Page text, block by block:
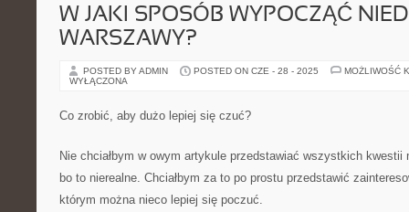
W JAKI SPOSÓB WYPOCZĄĆ
WARSZAWY?
POSTED BY ADMIN POSTED ON CZE - 28 - 2025
MOŻLIWOŚĆ
WYŁĄCZONA
Co zrobić, aby dużo lepiej się czuć?
Nie chciałbym w owym artykule przedstawiać wszystkich
bo to nierealne. Chciałbym za to po prostu przedstawić
którym można nieco lepiej się poczuć.